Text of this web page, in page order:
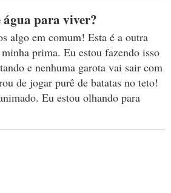
água para viver?
algo em comum! Esta é a outra
prima. Eu estou fazendo isso
e nenhuma garota vai sair com
de jogar purê de batatas no teto!
Eu estou olhando para